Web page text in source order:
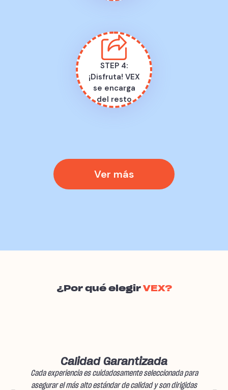
STEP 4:
¡Disfruta! VEX
se encarga
del resto
Ver más
¿Por qué elegir VEX?
Calidad Garantizada
Cada experiencia es cuidadosamente seleccionada para
asegurar el más alto estándar de calidad y son dirigidas